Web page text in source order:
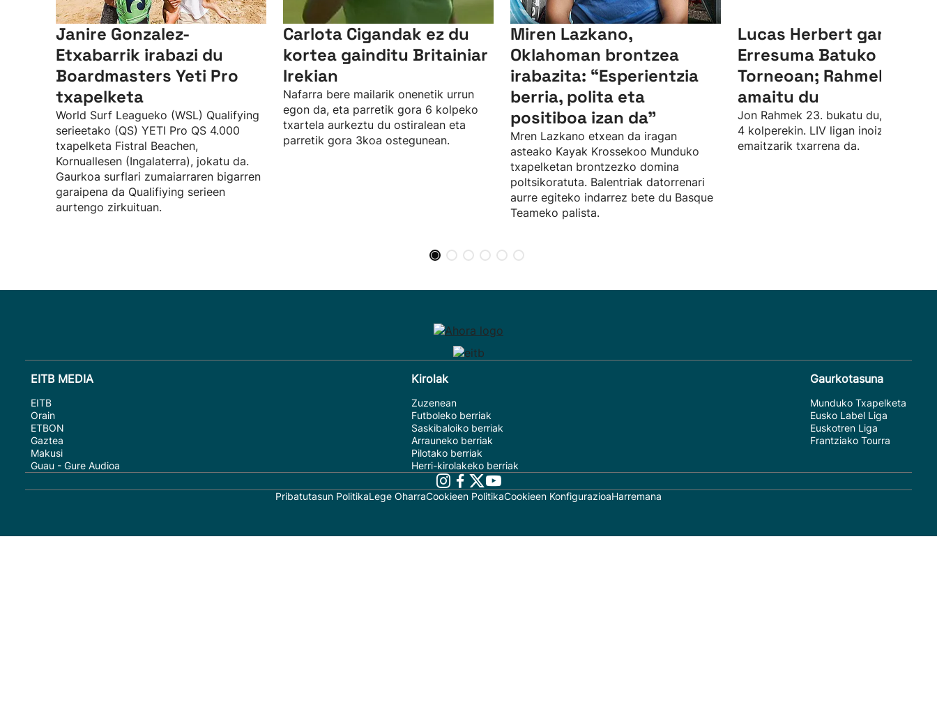
Janire Gonzalez-
Etxabarrik irabazi du
Boardmasters Yeti Pro
txapelketa
World Surf Leagueko (WSL) Qualifying
serieetako (QS) YETI Pro QS 4.000
txapelketa Fistral Beachen,
Kornuallesen (Ingalaterra), jokatu da.
Gaurkoa surflari zumaiarraren bigarren
garaipena da Qualifiying serieen
aurtengo zirkuituan.
Carlota Cigandak ez du
kortea gainditu Britainiar
Irekian
Nafarra bere mailarik onenetik urrun
egon da, eta parretik gora 6 kolpeko
txartela aurkeztu du ostiralean eta
parretik gora 3koa ostegunean.
Miren Lazkano,
Oklahoman brontzea
irabazita: “Esperientzia
berria, polita eta
positiboa izan da"
Mren Lazkano etxean da iragan
asteako Kayak Krossekoo Munduko
txapelketan brontzezko domina
poltsikoratuta. Balentriak datorrenari
aurre egiteko indarrez bete du Basque
Teameko palista.
Lucas Herbert garaile,
Erresuma Batuko LIV
Torneoan; Rahmek 23.
amaitu du
Jon Rahmek 23. bukatu du, par
4 kolperekin. LIV ligan inoiz izan duen
emaitzarik txarrena da.
EITB MEDIA
EITB
Orain
ETBON
Gaztea
Makusi
Guau - Gure Audioa
Kirolak
Zuzenean
Futboleko berriak
Saskibaloiko berriak
Arrauneko berriak
Pilotako berriak
Herri-kirolakeko berriak
Gaurkotasuna
Munduko Txapelketa
Eusko Label Liga
Euskotren Liga
Frantziako Tourra
Pribatutasun PolitikaLege OharraCookieen PolitikaCookieen KonfigurazioaHarremana